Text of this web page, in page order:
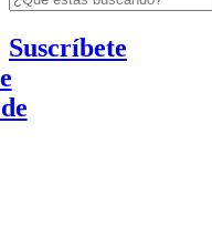
Suscríbete